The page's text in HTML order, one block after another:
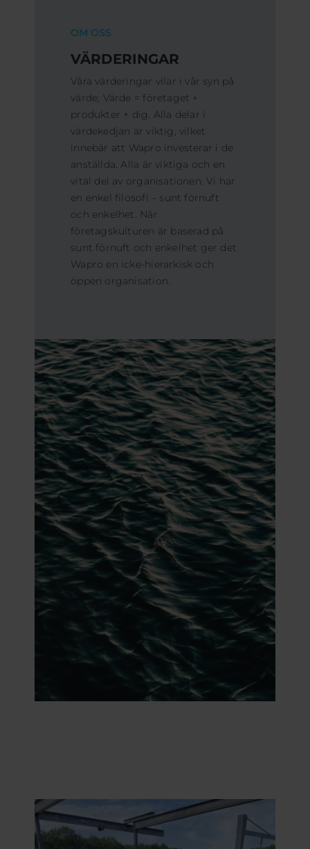
OM OSS
VÄRDERINGAR
Våra värderingar vilar i vår syn på
värde; Värde = företaget +
produkter + dig. Alla delar i
värdekedjan är viktig, vilket
innebär att Wapro investerar i de
anställda. Alla är viktiga och en
vital del av organisationen. Vi har
en enkel filosofi – sunt förnuft
och enkelhet. När
företagskulturen är baserad på
sunt förnuft och enkelhet ger det
Wapro en icke-hierarkisk och
öppen organisation.